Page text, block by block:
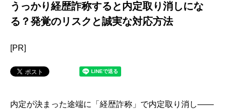
うっかり経歴詐称すると内定取り消しにな
る？発覚のリスクと誠実な対応方法
[PR]
内定が決まった途端に「経歴詐称」で内定取り消し――